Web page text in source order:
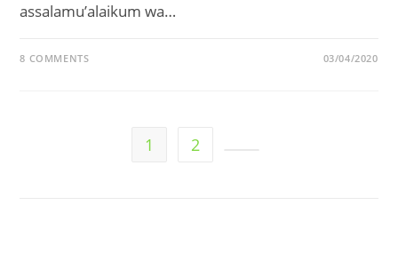
assalamu’alaikum wa…
8 COMMENTS 03/04/2020
1 2